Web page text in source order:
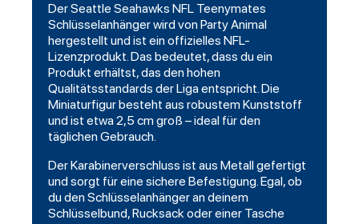
Der Seattle Seahawks NFL Teenymates
Schlüsselanhänger wird von Party Animal
hergestellt und ist ein offizielles NFL-
Lizenzprodukt. Das bedeutet, dass du ein
Produkt erhältst, das den hohen
Qualitätsstandards der Liga entspricht. Die
Miniaturfigur besteht aus robustem Kunststoff
und ist etwa 2,5 cm groß – ideal für den
täglichen Gebrauch.
Der Karabinerverschluss ist aus Metall gefertigt
und sorgt für eine sichere Befestigung. Egal, ob
du den Schlüsselanhänger an deinem
Schlüsselbund, Rucksack oder einer Tasche